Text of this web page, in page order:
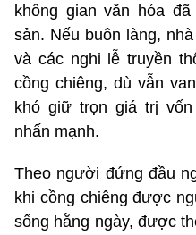
không gian văn hóa
sản. Nếu buôn làng,
và các nghi lễ truyền
cồng chiêng, dù vẫn
khó giữ trọn giá trị
nhấn mạnh.
Theo người đứng đầu
khi cồng chiêng được
sống hằng ngày, được